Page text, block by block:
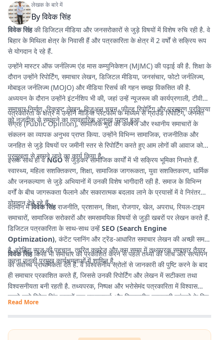
लेखक के बारे में
Byविवेक सिंह
विवेक सिंहकी डिजिटल मीडिया और जनसरोकारों से जुड़े विषयों में विशेष रुचि रही है. वे
बिहार के मिथिला क्षेत्र के निवासी हैं और पत्रकारिता के क्षेत्र में 2 वर्षों से सक्रिय रूप
से योगदान दे रहे हैं.
उन्होंने मास्टर ऑफ जर्नलिज्म एंड मास कम्युनिकेशन (MJMC) की पढ़ाई की है. शिक्षा के
दौरान उन्होंने रिपोर्टिंग, समाचार लेखन, डिजिटल मीडिया, जनसंचार, फोटो जर्नलिज्म,
मोबाइल जर्नलिज्म (MOJO) और मीडिया रिसर्च की गहन समझ विकसित की है.
अध्ययन के दौरान उन्होंने इंटर्नशिप भी की, जहां उन्हें न्यूजरूम की कार्यप्रणाली, टीवी
समाचार निर्माण, स्क्रिप्ट लेखन, विजुअल चयन, फील्ड रिपोर्टिग और प्रसारण प्रक्रिया
को नजदीक से समझने का व्यावहारिक अनुभव प्राप्त हुआ.
पत्रकारिता के क्षेत्र में उन्होंने मीडिया प्लेटफॉर्म के माध्यम से ग्राउंड रिपोर्टिंग, जनमत
संग्रह (Public Opinion), सामाजिक मुद्दों की कवरेज और स्थानीय समाचारों के
संकलन का व्यापक अनुभव प्राप्त किया. उन्होंने विभिन्न सामाजिक, राजनीतिक और
जनहित से जुड़े विषयों पर जमीनी स्तर से रिपोर्टिंग करते हुए आम लोगों की आवाज को
प्रमुखता से सामने लाने का कार्य किया है.
इसके साथ ही वेNGOसे जुड़कर सामाजिक कार्यों में भी सक्रिय भूमिका निभाते हैं.
स्वास्थ्य, महिला सशक्तिकरण, शिक्षा, सामाजिक जागरूकता, युवा सशक्तिकरण, धार्मिक
और जनकल्याण से जुड़े अभियानों में उनकी विशेष भागीदारी रही है. समाज के विभिन्न
वर्गों के बीच जागरूकता फैलाने और सकारात्मक बदलाव लाने के प्रयासों में वे निरंतर
योगदान देते रहे हैं.
वर्तमान मेंविवेक सिंहराजनीति, प्रशासन, शिक्षा, रोजगार, खेल, अपराध, रियल-टाइम
समाचारों, सामाजिक सरोकारों और समसामयिक विषयों से जुड़ी खबरों पर लेखन करते हैं.
डिजिटल पत्रकारिता के साथ-साथ उन्हें SEO (Search Engine
Optimization), कंटेंट प्लानिंग और ट्रेंड-आधारित समाचार लेखन की अच्छी समझ
है. ब्रेकिंग न्यूज की पहचान, त्वरित कवरेज और कम समय में तथ्यपरक समाचार तैयार
करना उनकी प्रमुख कार्यक्षमताओं में शामिल है.
विवेक सिंहकिसी भी समाचार को प्रकाशित करने से पहले तथ्यों की जांच और सत्यापन
को सर्वोच्च प्राथमिकता देते हैं. वे विश्वसनीय स्रोतों से जानकारी की पुष्टि करने के बाद
ही समाचार प्रकाशित करते हैं, जिससे उनकी रिपोर्टिंग और लेखन में सटीकता तथा
विश्वसनीयता बनी रहती है. तथ्यपरक, निष्पक्ष और भरोसेमंद पत्रकारिता में विश्वास
रखने वाले विवेक सिंह पाठकों तक गुणवत्तापूर्ण और विश्वसनीय जानकारी पहुंचाने के लिए
प्रतिबद्ध हैं.
Read More